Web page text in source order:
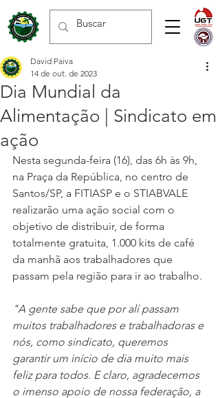
Dia Mundial da
Alimentação | Sindicato em
ação
David Paiva
14 de out. de 2023
Nesta segunda-feira (16), das 6h às 9h,
na Praça da República, no centro de
Santos/SP, a FITIASP e o STIABVALE
realizarão uma ação social com o
objetivo de distribuir, de forma
totalmente gratuita, 1.000 kits de café
da manhã aos trabalhadores que
passam pela região para ir ao trabalho.
"A gente sabe que por alí passam
muitos trabalhadores e trabalhadoras e
nós, como sindicato, queremos
garantir um início de dia muito mais
feliz para todos. E claro, agradecemos
o imenso apoio de nossa federação, a